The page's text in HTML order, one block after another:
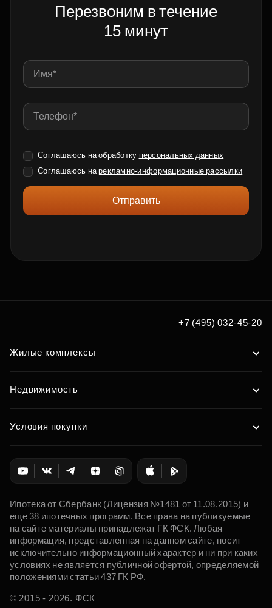
Перезвоним в течение
15 минут
Соглашаюсь на обработку персональных данных
Соглашаюсь нарекламно-информационные рассылки
Отправить
+7 (495) 032-45-20
Жилые комплексы
Недвижимость
Условия покупки
Ипотека от Сбербанк (Лицензия №1481 от 11.08.2015) и
еще 38 ипотечных программ. Все права на публикуемые
на сайте материалы принадлежат ГК ФСК. Любая
информация, представленная на данном сайте, носит
исключительно информационный характер и ни при каких
условиях не является публичной офертой, определяемой
положениями статьи 437 ГК РФ.
© 2015 - 2026. ФСК